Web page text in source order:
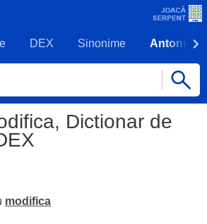
DEX Sinonime Antonime
Dictionar de
modifica